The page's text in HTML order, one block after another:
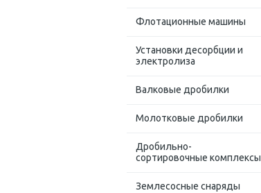
Флотационные машины
Установки десорбции и
электролиза
Валковые дробилки
Молотковые дробилки
Дробильно-
сортировочные комплексы
Землесосные снаряды